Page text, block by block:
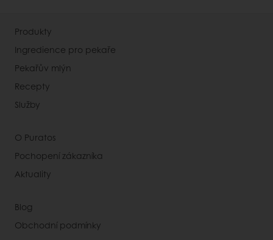
Produkty
Ingredience pro pekaře
Pekařův mlýn
Recepty
Služby
O Puratos
Pochopení zákazníka
Aktuality
Blog
Obchodní podmínky